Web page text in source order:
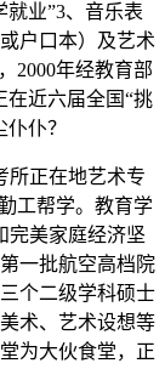
业”3、音乐表
户口本）及艺术
2000年经教育部
在近六届全国“挑
仆？
正在地艺术专
工帮学。教育学
完美家庭经济坚
一批航空高档院
个二级学科硕士
术、艺术设想等
为大伙食堂，正